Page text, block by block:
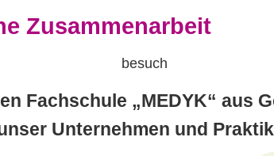
Zusammenarbeit
Fachschule „MEDYK“ aus
Unternehmen und